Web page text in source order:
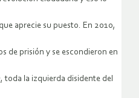
aprecie su puesto. En 2010,
de prisión y se escondieron en
toda la izquierda disidente del